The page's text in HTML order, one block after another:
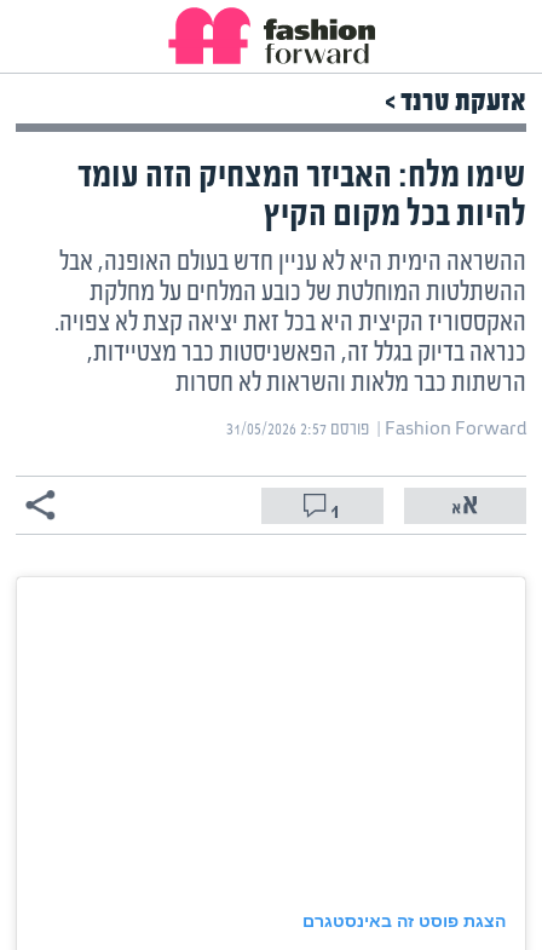
אזעקת טרנד >
שימו מלח: האביזר המצחיק הזה עומד
להיות בכל מקום הקיץ
ההשראה הימית היא לא עניין חדש בעולם האופנה, אבל
ההשתלטות המוחלטת של כובע המלחים על מחלקת
האקססוריז הקיצית היא בכל זאת יציאה קצת לא צפויה.
כנראה בדיוק בגלל זה, הפאשניסטות כבר מצטיידות,
הרשתות כבר מלאות והשראות לא חסרות
Fashion Forward | ‏ פורסם ‎31/05/2026 2:57
1
הצגת פוסט זה באינסטגרם